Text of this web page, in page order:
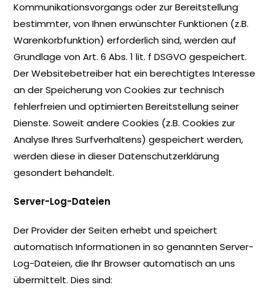
Kommunikationsvorgangs oder zur Bereitstellung
bestimmter, von Ihnen erwünschter Funktionen (z.B.
Warenkorbfunktion) erforderlich sind, werden auf
Grundlage von Art. 6 Abs. 1 lit. f DSGVO gespeichert.
Der Websitebetreiber hat ein berechtigtes Interesse
an der Speicherung von Cookies zur technisch
fehlerfreien und optimierten Bereitstellung seiner
Dienste. Soweit andere Cookies (z.B. Cookies zur
Analyse Ihres Surfverhaltens) gespeichert werden,
werden diese in dieser Datenschutzerklärung
gesondert behandelt.
Server-Log-Dateien
Der Provider der Seiten erhebt und speichert
automatisch Informationen in so genannten Server-
Log-Dateien, die Ihr Browser automatisch an uns
übermittelt. Dies sind: